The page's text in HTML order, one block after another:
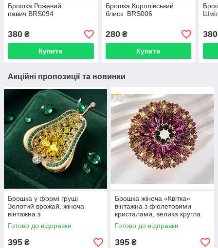
Брошка Рожевий
павич BRS094
380 ₴
Купити
Брошка Королівський
блиск BRS006
280₴
Купити
380
Акційні пропозиції та новинки
Брошка у формі груші
Золотий врожай, жіноча
вінтажна з
кристалами BRS212
Готово до відправки
395 ₴
Брошка жіноча «Квітка»
вінтажна з фіолетовими
кристалами, велика кругла
брошка в золотистому
кольорі BRS21
Готово до відправки
395 ₴